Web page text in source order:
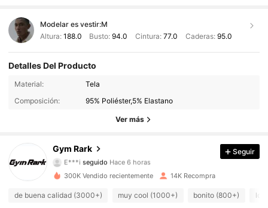
Modelar es vestir:M
Altura: 188.0 Busto:94.0 Cintura: 77.0 Caderas: 95.0
Detalles Del Producto
Material:
Tela
Composición:
95% Poliéster,5% Elastano
Ver más
Gym Rark
5.1K Seguidores
4.74
5.1K Seguidores
4.74 5.1K Seguidores
Seguir
300K Vendido recientemente 14K Recompra
de buena calidad (3000+) muy cool (1000+) bonito (800+) lo